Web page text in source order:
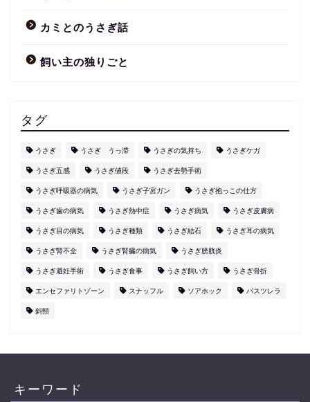
カミとのうさぎ話
飼い主の独りごと
タグ
うさぎ うさぎ うっ滞 うさぎの気持ち うさぎケガ
うさぎ五感 うさぎ値段 うさぎ去勢手術
うさぎ呼吸器の病気 うさぎ子宮ガン うさぎ抱っこの仕方
うさぎ歯の病気 うさぎ熱中症 うさぎ病気 うさぎ皮膚病
うさぎ目の病気 うさぎ種類 うさぎ結石 うさぎ耳の病気
うさぎ腎不全 うさぎ腎臓の病気 うさぎ膀胱炎
うさぎ避妊手術 うさぎ食事 うさぎ飼い方 うさぎ骨折
エンセファリトゾーン スナッフル ソアホック パスツレラ
斜頸
キーワード